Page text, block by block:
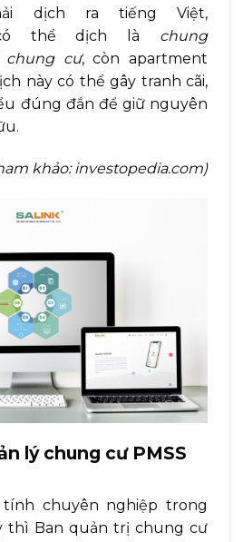
dịch ra tiếng Việt,
có thể dịch là chung
chung cư, còn apartment
này có thể gây tranh cãi,
đúng đắn để giữ nguyên
khảo: investopedia.com)
lý chung cư PMSS
tính chuyên nghiệp trong
thì Ban quản trị chung cư